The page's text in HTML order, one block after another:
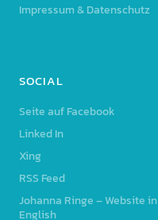
Impressum & Datenschutz
SOCIAL
Seite auf Facebook
Linked In
Xing
RSS Feed
Johanna Ringe – Website in
English